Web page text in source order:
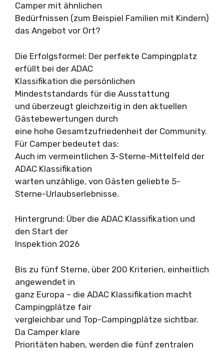
Camper mit ähnlichen
Bedürfnissen (zum Beispiel Familien mit Kindern)
das Angebot vor Ort?
Die Erfolgsformel: Der perfekte Campingplatz
erfüllt bei der ADAC
Klassifikation die persönlichen
Mindeststandards für die Ausstattung
und überzeugt gleichzeitig in den aktuellen
Gästebewertungen durch
eine hohe Gesamtzufriedenheit der Community.
Für Camper bedeutet das:
Auch im vermeintlichen 3-Sterne-Mittelfeld der
ADAC Klassifikation
warten unzählige, von Gästen geliebte 5-
Sterne-Urlaubserlebnisse.
Hintergrund: Über die ADAC Klassifikation und
den Start der
Inspektion 2026
Bis zu fünf Sterne, über 200 Kriterien, einheitlich
angewendet in
ganz Europa – die ADAC Klassifikation macht
Campingplätze fair
vergleichbar und Top-Campingplätze sichtbar.
Da Camper klare
Prioritäten haben, werden die fünf zentralen